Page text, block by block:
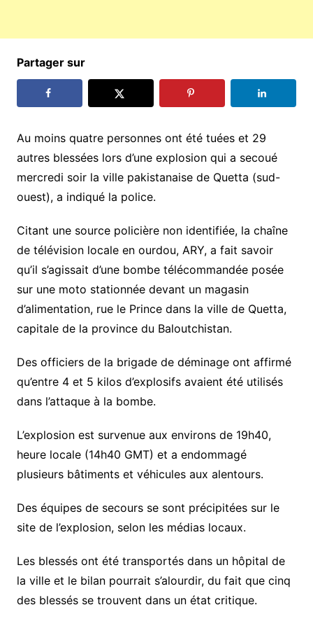
Partager sur
Au moins quatre personnes ont été tuées et 29
autres blessées lors d’une explosion qui a secoué
mercredi soir la ville pakistanaise de Quetta (sud-
ouest), a indiqué la police.
Citant une source policière non identifiée, la chaîne
de télévision locale en ourdou, ARY, a fait savoir
qu’il s’agissait d’une bombe télécommandée posée
sur une moto stationnée devant un magasin
d’alimentation, rue le Prince dans la ville de Quetta,
capitale de la province du Baloutchistan.
Des officiers de la brigade de déminage ont affirmé
qu’entre 4 et 5 kilos d’explosifs avaient été utilisés
dans l’attaque à la bombe.
L’explosion est survenue aux environs de 19h40,
heure locale (14h40 GMT) et a endommagé
plusieurs bâtiments et véhicules aux alentours.
Des équipes de secours se sont précipitées sur le
site de l’explosion, selon les médias locaux.
Les blessés ont été transportés dans un hôpital de
la ville et le bilan pourrait s’alourdir, du fait que cinq
des blessés se trouvent dans un état critique.